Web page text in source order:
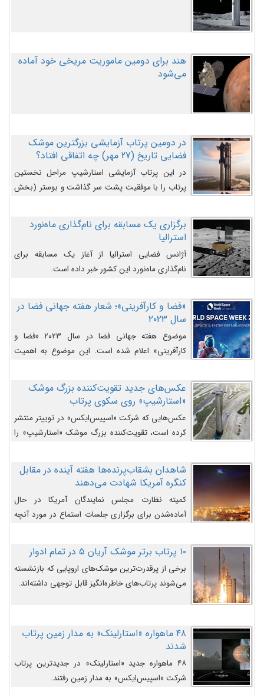
هند برای دومین ماموریت مریخی خود آماده
می‌شود
در دومین پرتاب آزمایشی بزرگترین موشک
فضایی تاریخ (27 مهر‌) چه اتفاقی افتاد؟
در این پرتاب آزمایشی استارشیپ مراحل نخستین
پرتاب را با موفقیت پشت سر گذاشت و بوستر (بخش
را وارد مسیر از پیش تعیین‌شده کند و سپس با یک
مکانیزم جدید با موفقیت از آن جدا شود. ‌
برگزاری یک مسابقه برای نام‌گذاری ماه‌نورد
استرالیا
آژانس فضایی استرالیا از آغاز یک مسابقه برای
نام‌گذاری ماه‌نورد این کشور خبر داده است.
«فضا و کارآفرینی»؛ شعار هفته جهانی فضا در
سال ۲۰۲۳
موضوع هفته جهانی فضا در سال ۲۰۲۳ «فضا و
کارآفرینی» اعلام شده است. این موضوع به اهمیت
روزافزون کارآفرینی در حوزه فضایی و مزایای جدیدی که
کارآفرینان این حوزه ایجاد می‌کنند، می‌پردازد.
عکس‌های جدید تقویت‌کننده بزرگ موشک
«استارشیپ» روی سکوی پرتاب
عکس‌هایی که شرکت «اسپیس‌ایکس» در توییتر منتشر
کرده است، تقویت‌کننده بزرگ موشک «استارشیپ» را
شاهدان بشقاب‌پرنده‌ها هفته آینده در مقابل
کنگره آمریکا شهادت می‌دهند
کمیته نظارت مجلس نمایندگان آمریکا در حال
آماده‌شدن برای برگزاری جلسات استماع در مورد آنچه
می‌دانند، است و قرار است افشاگران یوفوها هفته آینده
در مقابل آنها شهادت دهند.۱۰ پرتاب برتر موشک آریان ۵ در تمام ادوار
برخی از پرقدرت‌ترین موشک‌های اروپایی که بازنشسته
می‌شوند پرتاب‌های خاطره‌انگیز قابل توجهی داشته‌اند.
۴۸ ماهواره «استارلینک» به مدار زمین پرتاب
شدند
۴۸ ماهواره جدید «استارلینک» در جدیدترین پرتاب
شرکت «اسپیس‌ایکس» به مدار زمین رفتند.